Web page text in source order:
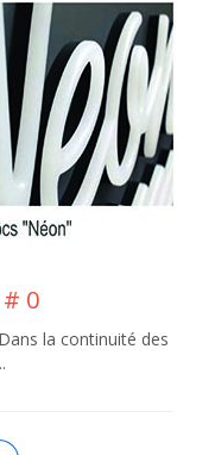
0
la continuité des